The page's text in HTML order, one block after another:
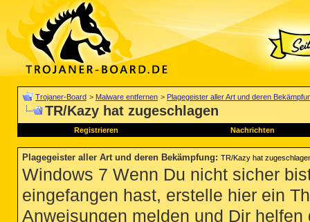
Trojaner-Board > Malware entfernen > Plagegeister aller Art und deren
TR/Kazy hat zugeschlagen
Registrieren Nachrichten
Plagegeister aller Art und deren Bekämpfung: TR/Kazy hat
Windows 7 Wenn Du nicht sicher
eingefangen hast, erstelle hier ein
Anweisungen melden und Dir